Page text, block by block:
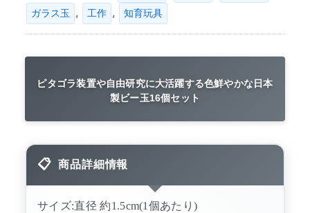
ガラス玉 , 工作 , 知育玩具
ピタゴラ装置や自由研究に大活躍する色鮮やかな日本
製ビー玉16個セット
商品詳細情報
サイズ:直径 約1.5cm(1個あたり)